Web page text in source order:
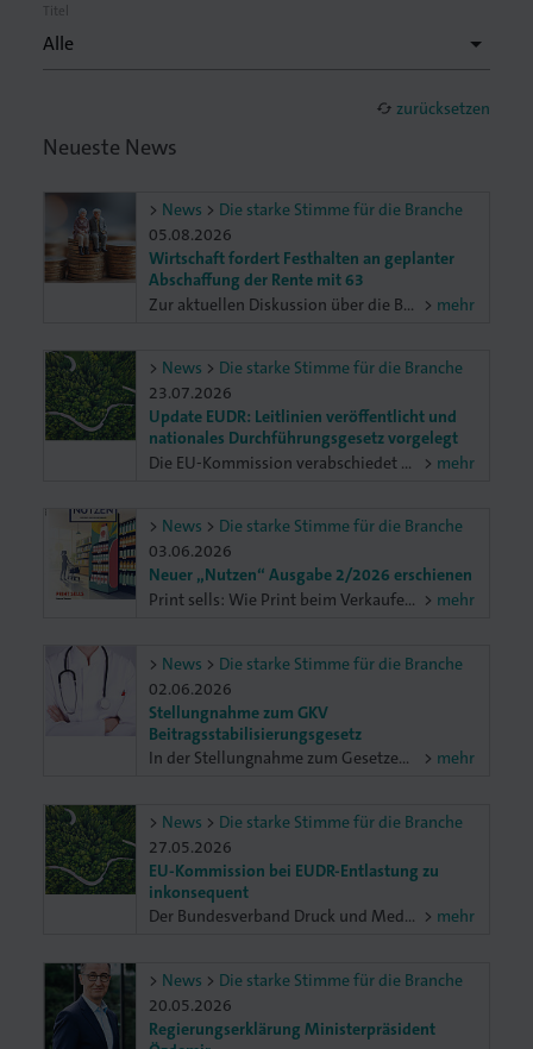
Titel
cached zurücksetzen
Neueste News
News
Die starke Stimme für die Branche
05.08.2026
Wirtschaft fordert Festhalten an geplanter
Abschaffung der Rente mit 63
Zur aktuellen Diskussion über die Beibehaltung der „Rente mit 63“ sagt Oliver Barta, Hauptgeschäftsführer der Unternehmer Baden-Württemberg (UBW):
mehr
News
Die starke Stimme für die Branche
23.07.2026
Update EUDR: Leitlinien veröffentlicht und
nationales Durchführungsgesetz vorgelegt
Die EU-Kommission verabschiedet angekündigte Dokumente zur EU-Entwaldungsverordnung (EUDR), darunter die Leitlinien in deutscher Sprache. Ferner hat das BMELH einen Referentenentwurf eines deutschen Durchführungsgesetzes vorgelegt, zu dem der BVDM Stellung bezogen hat.
mehr
News
Die starke Stimme für die Branche
03.06.2026
Neuer „Nutzen“ Ausgabe 2/2026 erschienen
Print sells: Wie Print beim Verkaufen hilft, lesen Sie in der Titelstory. Darüber hinaus: Mitglieder im Portrait: Koelle Etiketten aus Esslingen. Einladung dmpi Jahrestagung Fr 9. Oktober Topthema China – Innovationstreiber oder Risiko für unsere Wirtschaft? Branchenzahlen für Baden-Württemberg: Betriebe, Beschäftigte, Betriebsgrößen und Umsätze. Personal- und Azubigewinnung 2026: kostenloser Markt-Check und erfolgreiches Nachwuchs-Recruiting.
mehr
News
Die starke Stimme für die Branche
02.06.2026
Stellungnahme zum GKV
Beitragsstabilisierungsgesetz
In der Stellungnahme zum Gesetzentwurf zur Stabilisierung der Beitragssätze in der gesetzlichen Krankenversicherung (GKV-Beitragssatzstabilisierungsgesetz) fordert die Bundesvereinigung der deutschen Arbeitgeberverbände (BDA) das Entlastungspotenzial für GKV-Finanzen stärker auszuschöpfen und keine neuen Belastungen für Beitragszahlende zu schaffen.
mehr
News
Die starke Stimme für die Branche
27.05.2026
EU-Kommission bei EUDR-Entlastung zu
inkonsequent
Der Bundesverband Druck und Medien e. V. (BVDM) kritisiert die Vorschläge der EU-Kommission zur Revision der EU-Entwaldungsverordnung (EUDR) als unzureichend. Die vorgesehenen Entlastungen für Unternehmen der nachgelagerten Lieferkette werden nicht konsequent umgesetzt und lösen zentrale Herausforderungen der praktischen Umsetzung nicht. In seiner Stellungnahme ihrer laufenden Konsultation fordert der BVDM die EU-Kommission auf, ihre Zusage einzuhalten, dass Unternehmen der nachgelagerten Lieferkette nicht für mögliche Verstöße gegen die EUDR im Ursprungsland haften sollen.
mehr
News
Die starke Stimme für die Branche
20.05.2026
Regierungserklärung Ministerpräsident